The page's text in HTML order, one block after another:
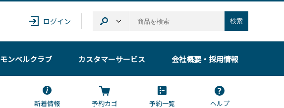
ログイン 検索
モンベルクラブ カスタマーサービス 会社概要・採用情報
新着情報 予約カゴ 予約一覧
ヘルプ